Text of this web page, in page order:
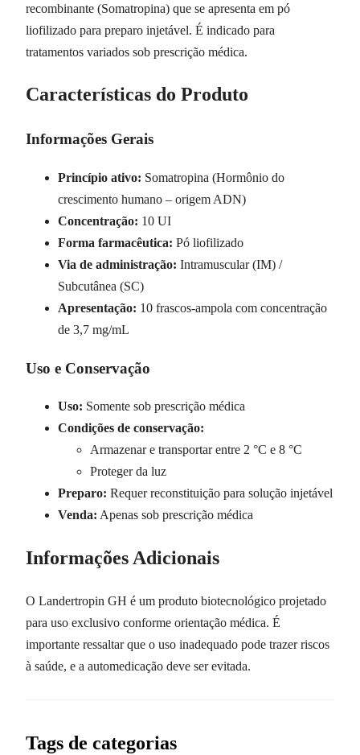
recombinante (Somatropina) que se apresenta em pó
liofilizado para preparo injetável. É indicado para
tratamentos variados sob prescrição médica.
Características do Produto
Informações Gerais
Princípio ativo: Somatropina (Hormônio do
crescimento humano – origem ADN)
Concentração: 10 UI
Forma farmacêutica: Pó liofilizado
Via de administração: Intramuscular (IM) /
Subcutânea (SC)
Apresentação: 10 frascos-ampola com concentração
de 3,7 mg/mL
Uso e Conservação
Uso: Somente sob prescrição médica
Condições de conservação:
Armazenar e transportar entre 2 °C e 8 °C
Proteger da luz
Preparo: Requer reconstituição para solução injetável
Venda: Apenas sob prescrição médica
Informações Adicionais
O Landertropin GH é um produto biotecnológico projetado
para uso exclusivo conforme orientação médica. É
importante ressaltar que o uso inadequado pode trazer riscos
à saúde, e a automedicação deve ser evitada.
Tags de categorias